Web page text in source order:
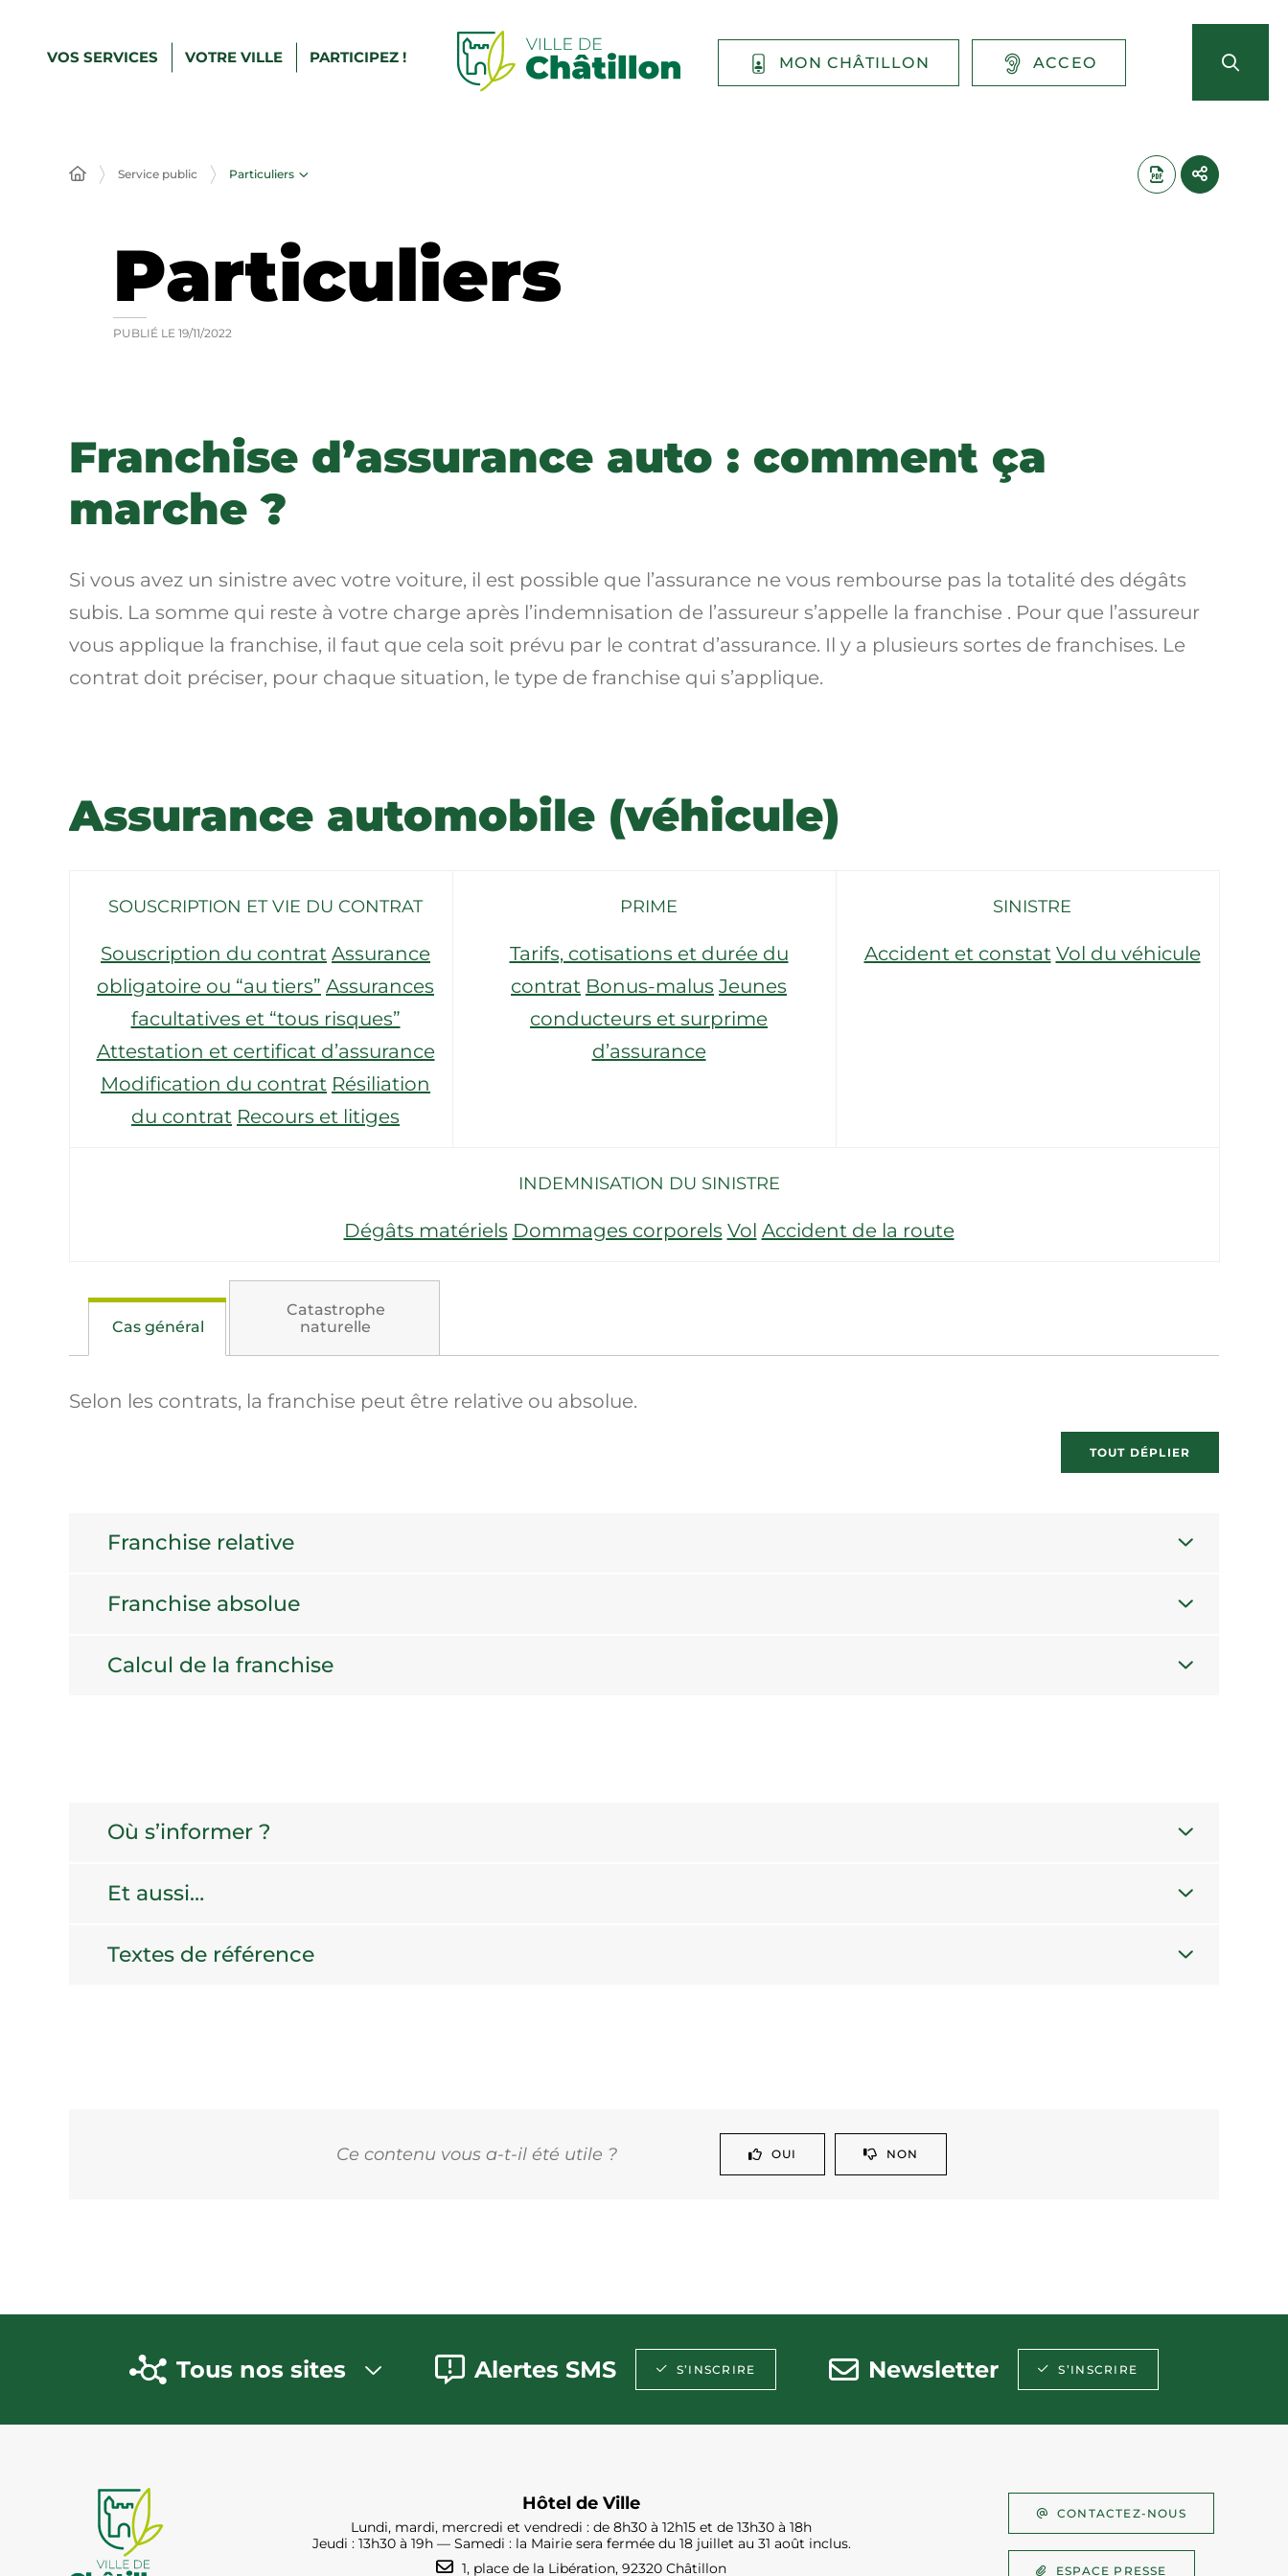
VOS SERVICES VOTRE VILLE PARTICIPEZ ! MON CHÂTILLON ACCEO
Service public Particuliers
Particuliers
PUBLIÉ LE 19/11/2022
Franchise d’assurance auto : comment ça
marche ?
Si vous avez un sinistre avec votre voiture, il est possible que l’assurance ne vous rembourse pas la totalité des dégâts
subis. La somme qui reste à votre charge après l’indemnisation de l’assureur s’appelle la franchise . Pour que l’assureur
vous applique la franchise, il faut que cela soit prévu par le contrat d’assurance. Il y a plusieurs sortes de franchises. Le
contrat doit préciser, pour chaque situation, le type de franchise qui s’applique.
Assurance automobile (véhicule)
SOUSCRIPTION ET VIE DU CONTRAT
Souscription du contrat Assurance
obligatoire ou “au tiers” Assurances
facultatives et “tous risques”
Attestation et certificat d’assurance
Modification du contrat Résiliation
du contrat Recours et litiges
PRIME
Tarifs, cotisations et durée du
contrat Bonus-malus Jeunes
conducteurs et surprime
d’assurance
SINISTRE
Accident et constat Vol du véhicule
INDEMNISATION DU SINISTRE
Dégâts matériels Dommages corporels Vol Accident de la route
Cas général
Catastrophe
naturelle
Selon les contrats, la franchise peut être relative ou absolue.
TOUT DÉPLIER
Franchise relative
Franchise absolue
Calcul de la franchise
Où s’informer ?
Et aussi…
Textes de référence
Ce contenu vous a-t-il été utile ? OUI NON
Tous nos sites Alertes SMS S’INSCRIRE Newsletter S’INSCRIRE
Hôtel de Ville
Lundi, mardi, mercredi et vendredi : de 8h30 à 12h15 et de 13h30 à 18h
Jeudi : 13h30 à 19h — Samedi : la Mairie sera fermée du 18 juillet au 31 août inclus.
1, place de la Libération, 92320 Châtillon
CONTACTEZ-NOUS
ESPACE PRESSE